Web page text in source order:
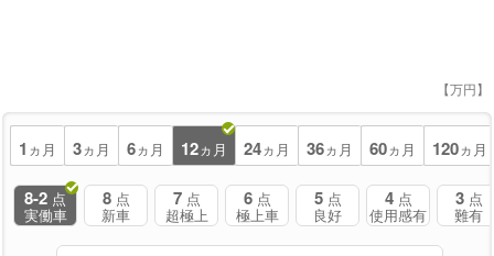
【万円】
1 ヵ月 3ヵ月 6ヵ月 12ヵ月 24ヵ月 36ヵ月 60ヵ月 120ヵ月
8-2 点
実働車
8 点
新車
7 点
超極上
6 点
極上車
5 点
良好
4 点
使用感有
3 点
難有